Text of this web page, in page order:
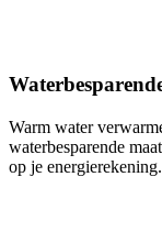
Warm water
waterbesparende
op je energierekening.